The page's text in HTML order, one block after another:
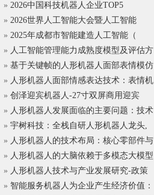
» 2026中国科技机器人企业TOP5
» 2026世界人工智能大会暨人工智能
» 2025年成都市智能建造人工智能（
» 人工智能管理能力成熟度模型及评估方
» 基于关键帧的人形机器人面部表情模仿
» 人形机器人面部情感表达技术：表情机
» 创泽迎宾机器人-27寸双屏商用迎宾
» 人形机器人发展面临的主要问题：技术
» 宇树科技：全栈自研人形机器人龙头,
» 人形机器人的技术布局：核心零部件与
» 人形机器人的大脑依赖于多模态大模型
» 人形机器人技术与产业发展研究-政策
» 智能服务机器人为企业产生经济价值：